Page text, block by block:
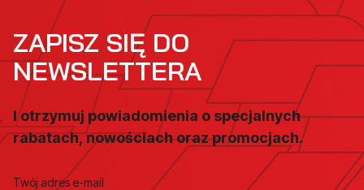
ZAPISZ SIĘ DO
NEWSLETTERA
I otrzymuj powiadomienia o specjalnych
rabatach, nowościach oraz promocjach.
Twój adres e-mail